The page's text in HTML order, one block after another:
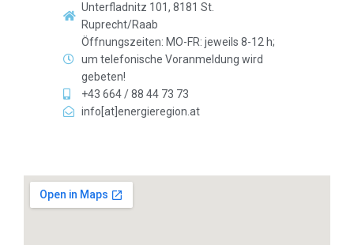
Unterfladnitz 101, 8181 St.
Ruprecht/Raab
Öffnungszeiten: MO-FR: jeweils 8-12 h;
um telefonische Voranmeldung wird
gebeten!
+43 664 / 88 44 73 73
info[at]energieregion.at